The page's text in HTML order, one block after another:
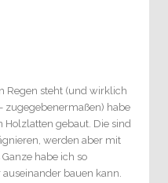
Regen steht (und wirklich
zugegebenermaßen) habe
Holzlatten gebaut. Die sind
werden aber mit
habe ich so
bauen kann.